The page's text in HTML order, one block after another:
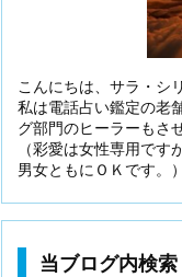
こんにちは、サラ・シ
私は電話占い鑑定の老
グ部門のヒーラーもさ
（彩愛は女性専用で
男女ともにＯＫです。
当ブログ内検索